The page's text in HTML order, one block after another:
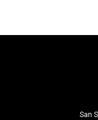
San